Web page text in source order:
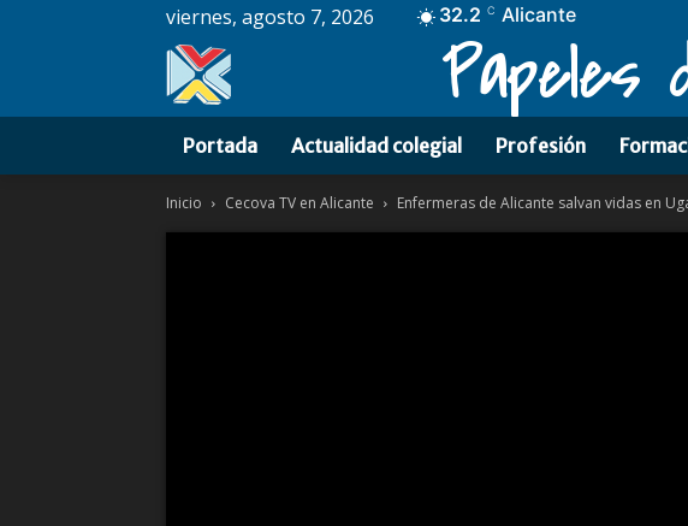
viernes, agosto 7, 2026 32.2 C Alicante
Papeles
Portada Actualidad colegial Profesión
Inicio Cecova TV en Alicante Enfermeras de Alicante salvan vidas en